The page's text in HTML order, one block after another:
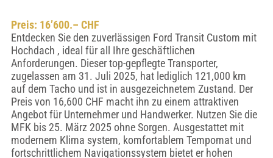
Preis: 16’600.– CHF
Entdecken Sie den zuverlässigen Ford Transit Custom mit
Hochdach , ideal für all Ihre geschäftlichen
Anforderungen. Dieser top-gepflegte Transporter,
zugelassen am 31. Juli 2025, hat lediglich 121,000 km
auf dem Tacho und ist in ausgezeichnetem Zustand. Der
Preis von 16,600 CHF macht ihn zu einem attraktiven
Angebot für Unternehmer und Handwerker. Nutzen Sie die
MFK bis 25. März 2025 ohne Sorgen. Ausgestattet mit
modernem Klima system, komfortablem Tempomat und
fortschrittlichem Navigationssystem bietet er hohen